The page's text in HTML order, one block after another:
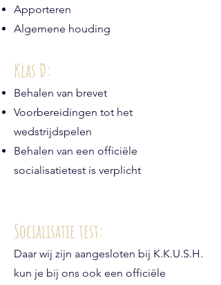
Apporteren
Algemene houding
Klas D:
Behalen van brevet
Voorbereidingen tot het
wedstrijdspelen
Behalen van een officiële
socialisatietest is verplicht
Socialisatie test:
Daar wij zijn aangesloten bij K.K.U.S.H.
kun je bij ons ook een officiële